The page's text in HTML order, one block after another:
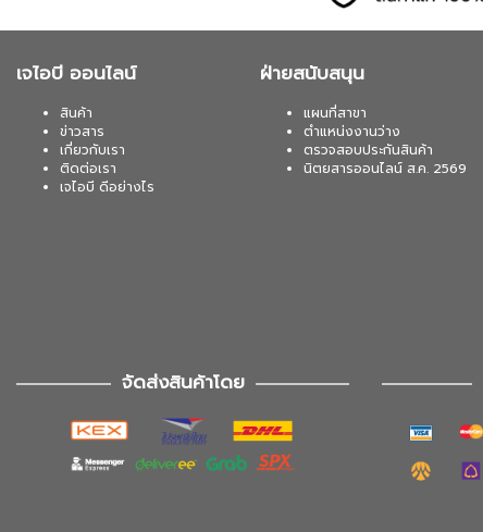
เจไอบี ออนไลน์
สินค้า
ข่าวสาร
เกี่ยวกับเรา
ติดต่อเรา
เจไอบี ดีอย่างไร
ฝ่ายสนับสนุน
แผนที่สาขา
ตำแหน่งงานว่าง
ตรวจสอบประกันสินค้า
นิตยสารออนไลน์ ส.ค. 2569
จัดส่งสินค้าโดย